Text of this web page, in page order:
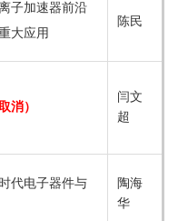
子加速器前沿
大应用
陈民
消）
闫文
超
代电子器件与
陶海
华